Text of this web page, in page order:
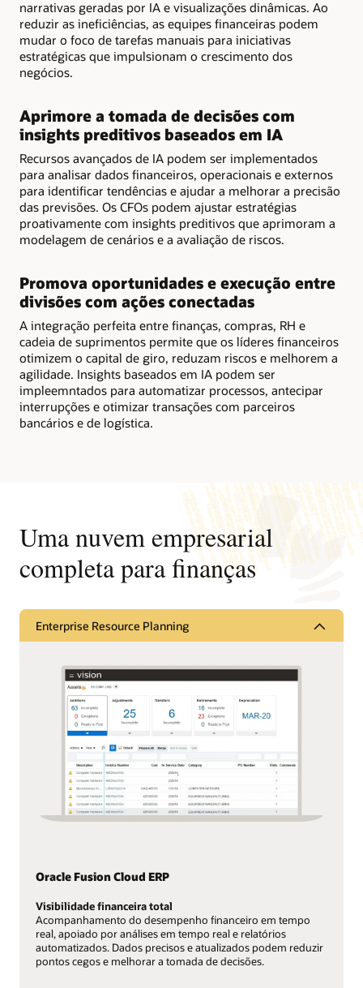
narrativas geradas por IA e visualizações dinâmicas. Ao
reduzir as ineficiências, as equipes financeiras podem
mudar o foco de tarefas manuais para iniciativas
estratégicas que impulsionam o crescimento dos
negócios.
Aprimore a tomada de decisões com
insights preditivos baseados em IA
Recursos avançados de IA podem ser implementados
para analisar dados financeiros, operacionais e externos
para identificar tendências e ajudar a melhorar a precisão
das previsões. Os CFOs podem ajustar estratégias
proativamente com insights preditivos que aprimoram a
modelagem de cenários e a avaliação de riscos.
Promova oportunidades e execução entre
divisões com ações conectadas
A integração perfeita entre finanças, compras, RH e
cadeia de suprimentos permite que os líderes financeiros
otimizem o capital de giro, reduzam riscos e melhorem a
agilidade. Insights baseados em IA podem ser
impleemntados para automatizar processos, antecipar
interrupções e otimizar transações com parceiros
bancários e de logística.
Uma nuvem empresarial
completa para finanças
Enterprise Resource Planning
Oracle Fusion Cloud ERP
Visibilidade financeira total
Acompanhamento do desempenho financeiro em tempo
real, apoiado por análises em tempo real e relatórios
automatizados. Dados precisos e atualizados podem reduzir
pontos cegos e melhorar a tomada de decisões.